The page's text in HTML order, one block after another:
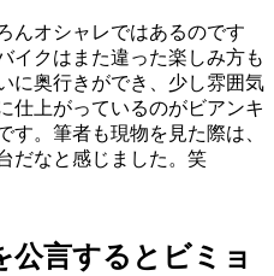
んオシャレではあるのです
イクはまた違った楽しみ方も
に奥行きができ、少し雰囲気
仕上がっているのがビアンキ
す。筆者も現物を見た際は、
だなと感じました。笑
公言するとビミョ